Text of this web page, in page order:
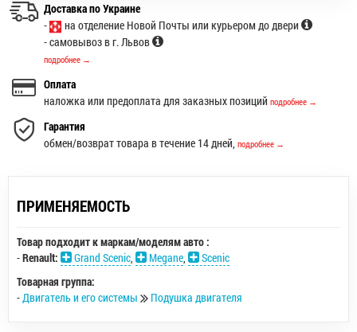
Доставка по Украине
-
на отделение Новой Почты или курьером до двери
- самовывоз в г. Львов
подробнее →
Оплата
наложка или предоплата для заказных позиций подробнее →
Гарантия
обмен/возврат товара в течение 14 дней, подробнее →
ПРИМЕНЯЕМОСТЬ
Товар подходит к маркам/моделям авто :
-Renault: Grand Scenic, Megane,
Scenic
Товарная группа:
-Двигатель и его системы Подушка двигателя